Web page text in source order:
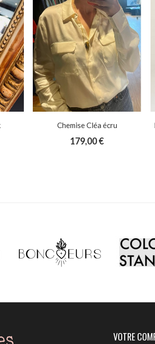
Pantalon Maylan flare cropped
169,00 €
VOTRE